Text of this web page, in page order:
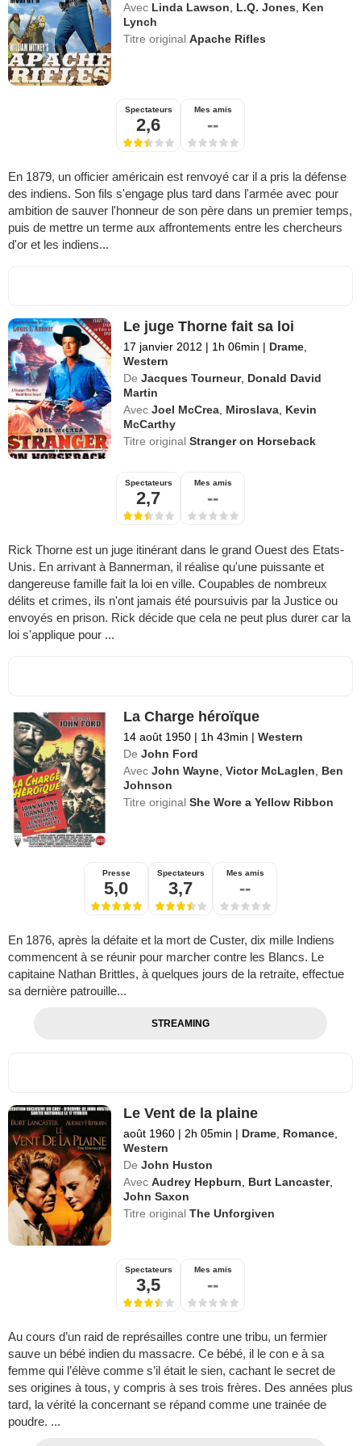
Avec Linda Lawson L.Q. Jones
Ken
Lynch
Titre originalApache Rifles
Spectateurs
2,6
Mes amis
--
En 1879, un officier américain est renvoyé car il a pris la défense
des indiens. Son fils s'engage plus tard dans l'armée avec pour
ambition de sauver l'honneur de son père dans un premier temps,
puis de mettre un terme aux affrontements entre les chercheurs
d'or et les indiens...
Le juge Thorne fait sa loi
17 janvier 2012 | 1h 06min | Drame
Western
De Jacques Tourneur, Donald David
Martin
Avec Joel McCrea Miroslava Kevin
McCarthy
Titre originalStranger on Horseback
Spectateurs
2,7
Mes amis
--
Rick Thorne est un juge itinérant dans le grand Ouest des Etats-
Unis. En arrivant à Bannerman, il réalise qu'une puissante et
dangereuse famille fait la loi en ville. Coupables de nombreux
délits et crimes, ils n'ont jamais été poursuivis par la Justice ou
envoyés en prison. Rick décide que cela ne peut plus durer car la
loi s'applique pour ...
La Charge héroïque
14 août 1950 | 1h 43min | Western
De John Ford
Avec John Wayne ,Victor McLaglen
Ben
Johnson
Titre originalShe Wore a Yellow Ribbon
Presse
5,0
Spectateurs
3,7
Mes amis
--
En 1876, après la défaite et la mort de Custer, dix mille Indiens
commencent à se réunir pour marcher contre les Blancs. Le
capitaine Nathan Brittles, à quelques jours de la retraite, effectue
sa dernière patrouille...
STREAMING
Le Vent de la plaine
août 1960 | 2h 05min | Drame Romance
Western
De John Huston
Avec Audrey Hepburn Burt Lancaster,
John Saxon
Titre originalThe Unforgiven
Spectateurs
3,5
Mes amis
--
Au cours d’un raid de représailles contre une tribu, un fermier
sauve un bébé indien du massacre. Ce bébé, il le con e à sa
femme qui l’élève comme s’il était le sien, cachant le secret de
ses origines à tous, y compris à ses trois frères. Des années plus
tard, la vérité la concernant se répand comme une trainée de
poudre. ...